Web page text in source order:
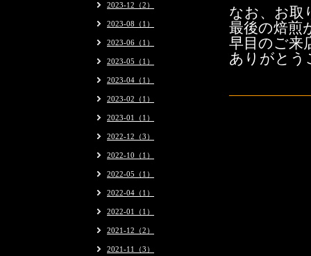
なお、 お取
最後の焙煎
早目のご来
ありがとう
2023-12（2）
2023-08（1）
2023-06（1）
2023-05（1）
2023-04（1）
2023-02（1）
2023-01（1）
2022-12（3）
2022-10（1）
2022-05（1）
2022-04（1）
2022-01（1）
2021-12（2）
2021-11（3）